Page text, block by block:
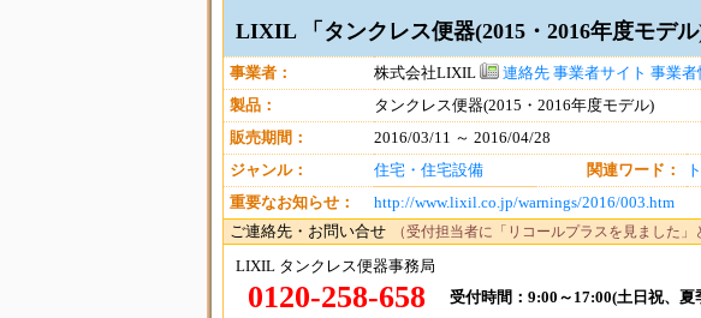
LIXIL 「タンクレス便器(2015・2016年度モデ
事業者： 株式会社LIXIL 連絡先 事業者サイト 事業者
製品：
タンクレス便器(2015・2016年度モデル)
販売期間：
2016/03/11 ～ 2016/04/28
ジャンル：
住宅・住宅設備 関連ワード：
重要なお知らせ：
http://www.lixil.co.jp/warnings/2016/003.htm
ご連絡先・お問い合せ
（受付担当者に「リコールプラスを見ました」
LIXIL タンクレス便器事務局
0120-258-658
受付時間：9:00～17:00(土日祝、夏